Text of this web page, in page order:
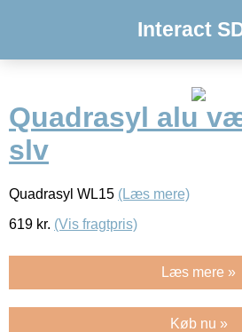
Interact
Quadrasyl alu
slv
Quadrasyl WL15 (Læs mere)
619 kr. (Vis fragtpris)
Læs mere »
Køb nu »